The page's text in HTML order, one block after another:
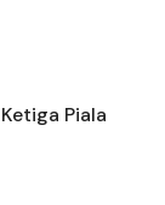
Piala